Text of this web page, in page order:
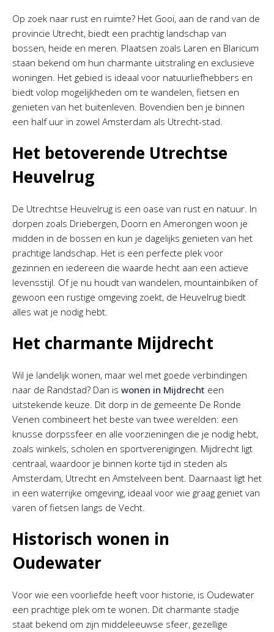
Op zoek naar rust en ruimte? Het Gooi, aan de rand van de
provincie Utrecht, biedt een prachtig landschap van
bossen, heide en meren. Plaatsen zoals Laren en Blaricum
staan bekend om hun charmante uitstraling en exclusieve
woningen. Het gebied is ideaal voor natuurliefhebbers en
biedt volop mogelijkheden om te wandelen, fietsen en
genieten van het buitenleven. Bovendien ben je binnen
een half uur in zowel Amsterdam als Utrecht-stad.
Het betoverende Utrechtse
Heuvelrug
De Utrechtse Heuvelrug is een oase van rust en natuur. In
dorpen zoals Driebergen, Doorn en Amerongen woon je
midden in de bossen en kun je dagelijks genieten van het
prachtige landschap. Het is een perfecte plek voor
gezinnen en iedereen die waarde hecht aan een actieve
levensstijl. Of je nu houdt van wandelen, mountainbiken of
gewoon een rustige omgeving zoekt, de Heuvelrug biedt
alles wat je nodig hebt.
Het charmante Mijdrecht
Wil je landelijk wonen, maar wel met goede verbindingen
naar de Randstad? Dan is wonen in Mijdrecht een
uitstekende keuze. Dit dorp in de gemeente De Ronde
Venen combineert het beste van twee werelden: een
knusse dorpssfeer en alle voorzieningen die je nodig hebt,
zoals winkels, scholen en sportverenigingen. Mijdrecht ligt
centraal, waardoor je binnen korte tijd in steden als
Amsterdam, Utrecht en Amstelveen bent. Daarnaast ligt het
in een waterrijke omgeving, ideaal voor wie graag geniet van
varen of fietsen langs de Vecht.
Historisch wonen in
Oudewater
Voor wie een voorliefde heeft voor historie, is Oudewater
een prachtige plek om te wonen. Dit charmante stadje
staat bekend om zijn middeleeuwse sfeer, gezellige